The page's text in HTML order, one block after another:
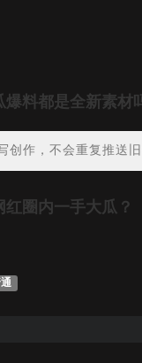
爆料都是全新素材
创作，不会重复推送旧
圈内一手大瓜？